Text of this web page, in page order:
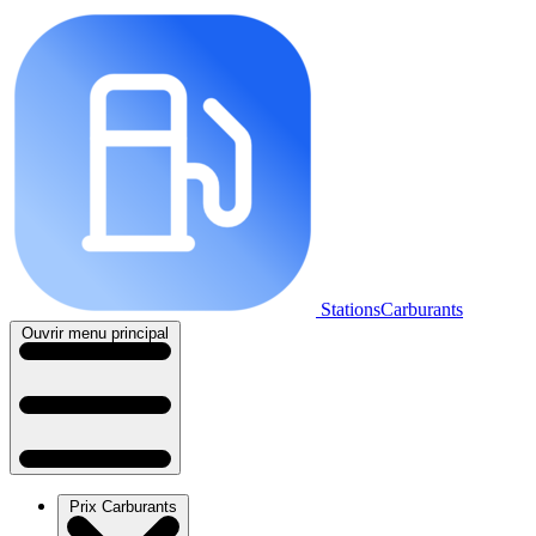
StationsCarburants
Ouvrir menu principal
Prix Carburants